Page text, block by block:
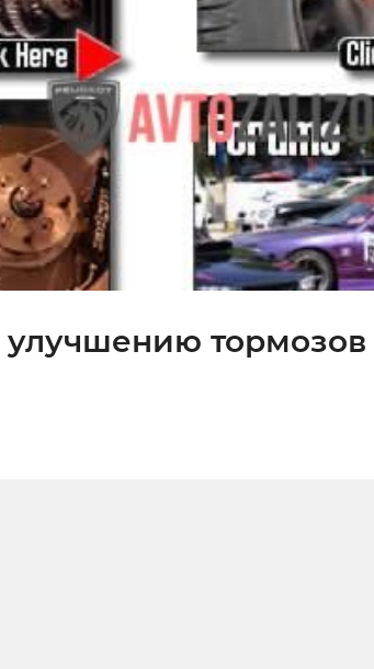
улучшению